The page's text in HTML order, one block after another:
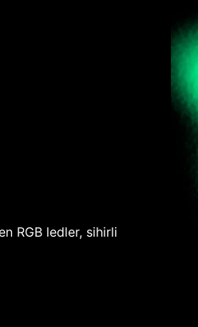
RGB ledler, sihirli